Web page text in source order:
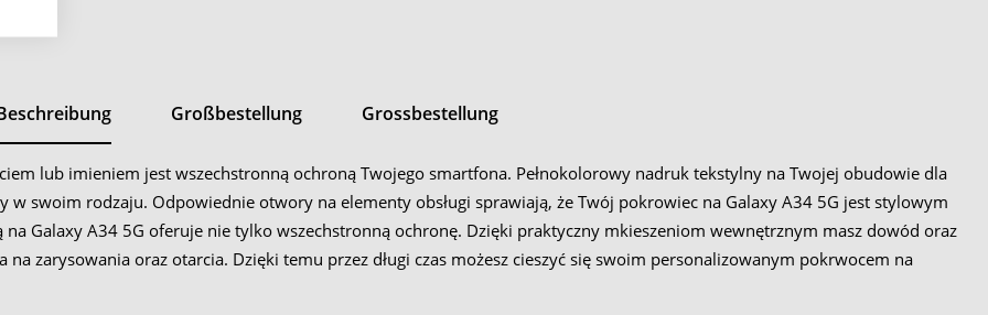
lub imieniem jest wszechstronną ochroną Twojego smartfona. Pełnokolorowy nadruk tekstylny na Twojej obudowie dla
w swoim rodzaju. Odpowiednie otwory na elementy obsługi sprawiają, że Twój pokrowiec na Galaxy A34 5G jest stylowym
Galaxy A34 5G oferuje nie tylko wszechstronną ochronę. Dzięki praktyczny mkieszeniom wewnętrznym masz dowód oraz
zarysowania oraz otarcia. Dzięki temu przez długi czas możesz cieszyć się swoim personalizowanym pokrwocem na
Großbestellung Grossbestellung